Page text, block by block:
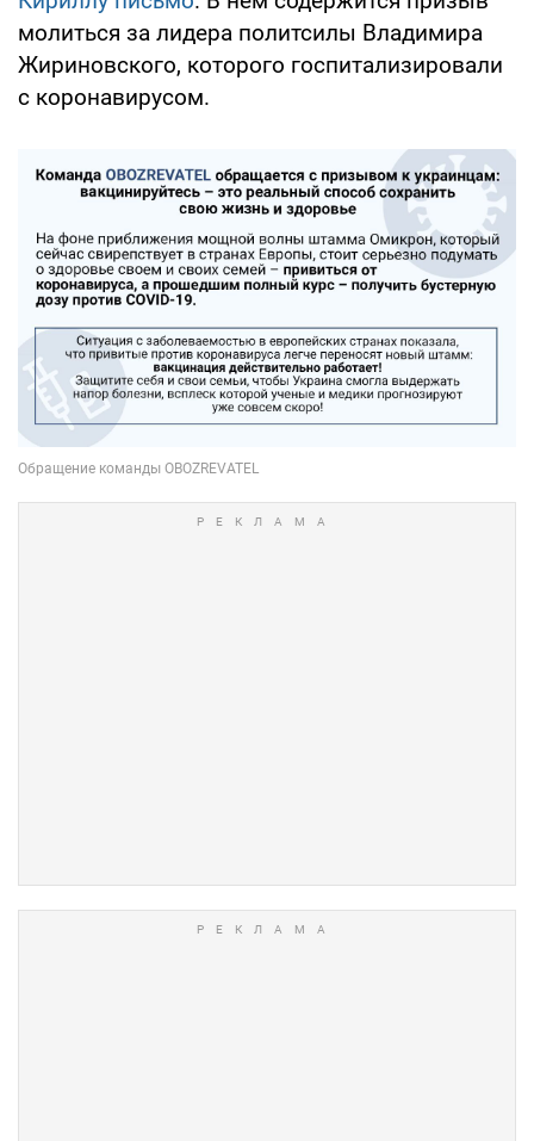
молиться за лидера политсилы Владимира
Жириновского, которого госпитализировали
с коронавирусом.